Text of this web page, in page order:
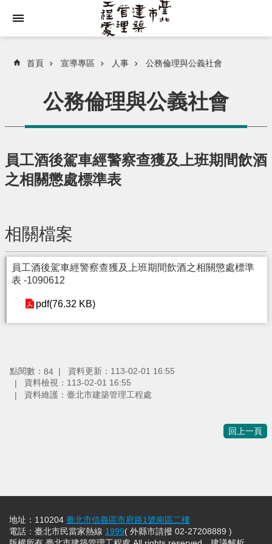
首頁 宣導專區 人事 公務倫理與公義社會
公務倫理與公義社會
員工酒後駕車經警察查獲及上班期間飲酒
之相關懲處標準表
相關檔案
員工酒後駕車經警察查獲及上班期間飲酒之相關懲處標準
表 -1090612
pdf(76.32 KB)
點閱數： 84
資料更新：113-02-01 16:55
資料檢視：113-02-01 16:55
資料維護：臺北市建築管理工程處
回上一頁
地址：110204 臺北市信義區市府路1號南區二樓
電話：臺北市民當家熱線 1999( 外縣市請撥 02-27208889 )